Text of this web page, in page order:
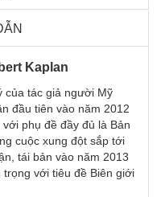
Kaplan
của tác giả người Mỹ
đầu tiên vào năm 2012
phụ đề đầy đủ là Bản
cuộc xung đột sắp tới
tái bản vào năm 2013
với tiêu đề Biên giới